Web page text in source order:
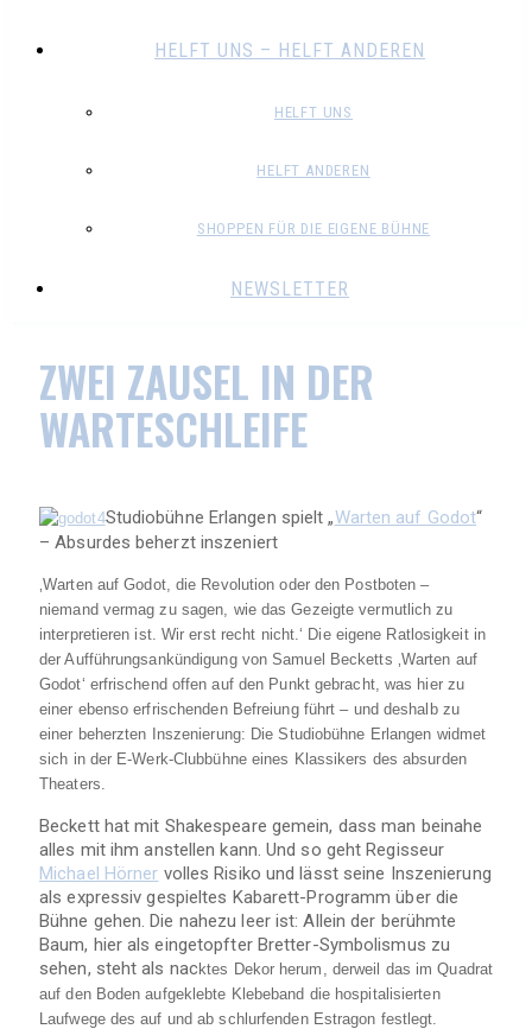
HELFT UNS – HELFT ANDEREN
HELFT UNS
HELFT ANDEREN
SHOPPEN FÜR DIE EIGENE BÜHNE
NEWSLETTER
ZWEI ZAUSEL IN DER
WARTESCHLEIFE
Studiobühne Erlangen spielt „Warten auf Godot“
– Absurdes beherzt inszeniert
‚Warten auf Godot, die Revolution oder den Postboten –
niemand vermag zu sagen, wie das Gezeigte vermutlich zu
interpretieren ist. Wir erst recht nicht.‘ Die eigene Ratlosigkeit in
der Aufführungsankündigung von Samuel Becketts ‚Warten auf
Godot‘ erfrischend offen auf den Punkt gebracht, was hier zu
einer ebenso erfrischenden Befreiung führt – und deshalb zu
einer beherzten Inszenierung: Die Studiobühne Erlangen widmet
sich in der E-Werk-Clubbühne eines Klassikers des absurden
Theaters.
Beckett hat mit Shakespeare gemein, dass man beinahe
alles mit ihm anstellen kann. Und so geht Regisseur
Michael Hörner volles Risiko und lässt seine Inszenierung
als expressiv gespieltes Kabarett-Programm über die
Bühne gehen. Die nahezu leer ist: Allein der berühmte
Baum, hier als eingetopfter Bretter-Symbolismus zu
sehen, steht als nac ktes Dekor herum, derweil das im Quadrat
auf den Boden aufgeklebte Klebeband die hospitalisierten
Laufwege des auf und ab schlurfenden Estragon festlegt.